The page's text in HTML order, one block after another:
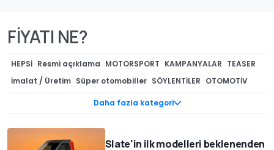
FİYATI NE?
Daha fazla kategori
HEPSI Resmi açıklama MOTORSPORT KAMPANYALAR TEASER
İmalat / Üretim Süper otomobiller SÖYLENTİLER OTOMOTİV
CASUS FOTOĞRAFLAR
AKARYAKIT
ÖZEL VERSİYONLAR
TEKNOLOJİ GERİ ÇAĞIRMALAR GENEL Tasarım
ÇEVRECİ ARAÇLAR
Slate'in ilk modelleri beklenenden